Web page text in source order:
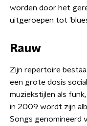
worden door het
uitgeroepen tot
Rauw
Zijn repertoire
een grote dosis
muziekstijlen als
in 2009 wordt zijn
Songs genomineerd